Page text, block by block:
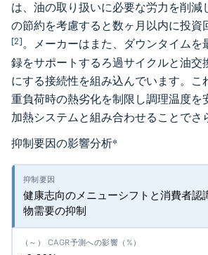
は、油の取り扱いに必要な労力を削減
の節約を考慮すると数ヶ月以内に投資
[2]。メーカーはまた、ダウンタイムを
録をサポートするろ過サイクルと油交
にする接続性を組み込んでいます。こ
重負荷時の熱劣化を制限し調理温度を
加熱システムと組み合わせることでさ
抑制要因の影響分析*
健康志向のメニューシフトと消費者認
物需要の抑制